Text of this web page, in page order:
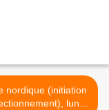
nordique (initiation
lundi